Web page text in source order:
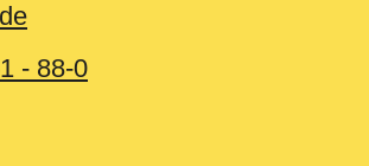
- 88-0